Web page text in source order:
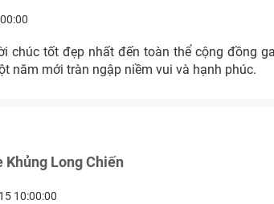
chúc tốt đẹp nhất đến toàn thể cộng đồng
năm mới tràn ngập niềm vui và hạnh phúc.
Long Chiến
10:00:00